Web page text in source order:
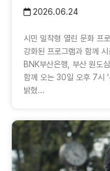
2026.06.24
시민 밀착형 열린 문화 프
강화된 프로그램과 함께
BNK부산은행, 부산 원도
함께 오는 30일 오후 7시
밝혔...